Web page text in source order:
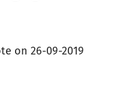
on 26-09-2019